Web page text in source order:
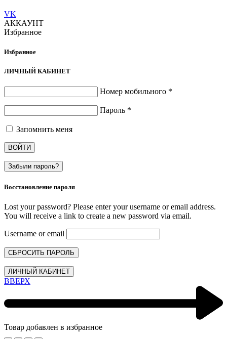
VK
АККАУНТ
Избранное
Избранное
ЛИЧНЫЙ КАБИНЕТ
Номер мобильного *
Пароль *
Запомнить меня
ВОЙТИ
Забыли пароль?
Восстановление пароля
Lost your password? Please enter your username or email address.
You will receive a link to create a new password via email.
Username or email
СБРОСИТЬ ПАРОЛЬ
ЛИЧНЫЙ КАБИНЕТ
ВВЕРХ
Товар добавлен в избранное